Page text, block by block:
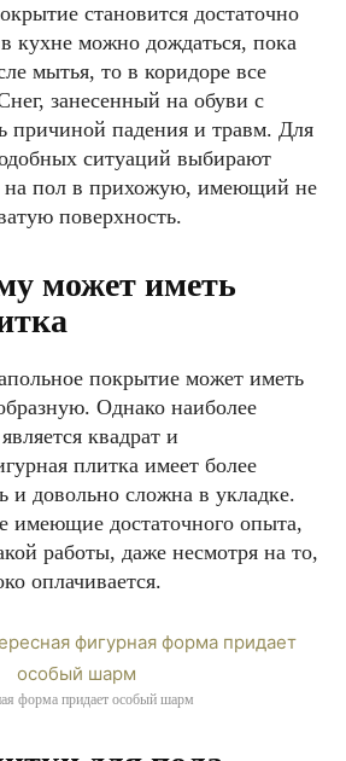
становится достаточно
кухне можно дождаться, пока
мытья, то в коридоре все
занесенный на обуви с
причиной падения и травм. Для
ситуаций выбирают
на пол в прихожую, имеющий не
поверхность.
может иметь
покрытие может иметь
Однако наиболее
квадрат и
плитка имеет более
и довольно сложна в укладке.
имеющие достаточного опыта,
работы, даже несмотря на то,
оплачивается.
форма придает особый шарм